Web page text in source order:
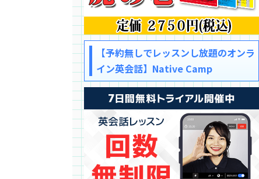
【予約無しでレッスンし放題のオンラ
イン英会話】Native Camp